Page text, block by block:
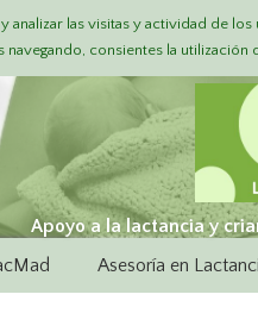
Apoyo a la lactancia y
Asesoría en
las visitas y actividad de
consientes la